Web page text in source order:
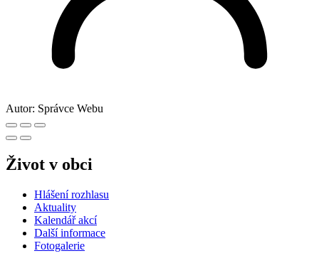
Autor: Správce Webu
Život v obci
Hlášení rozhlasu
Aktuality
Kalendář akcí
Další informace
Fotogalerie